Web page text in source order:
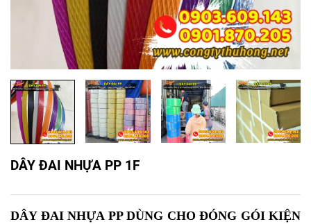
DÂY ĐAI NHỰA PP 1F
DÂY ĐAI NHỰA PP DÙNG CHO ĐÓNG GÓI KIỆN